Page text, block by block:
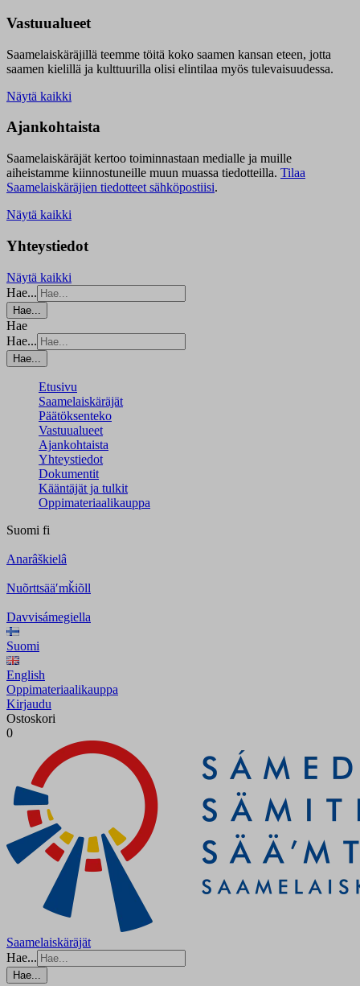
Vastuualueet
Saamelaiskäräjillä teemme töitä koko saamen kansan eteen, jotta
saamen kielillä ja kulttuurilla olisi elintilaa myös tulevaisuudessa.
Näytä kaikki
Ajankohtaista
Saamelaiskäräjät kertoo toiminnastaan medialle ja muille
aiheistamme kiinnostuneille muun muassa tiedotteilla. Tilaa
Saamelaiskäräjien tiedotteet sähköpostiisi.
Näytä kaikki
Yhteystiedot
Näytä kaikki
Hae...
Hae...
Hae
Hae...
Hae...
Etusivu
Saamelaiskäräjät
Päätöksenteko
Vastuualueet
Ajankohtaista
Yhteystiedot
Dokumentit
Kääntäjät ja tulkit
Oppimateriaalikauppa
Suomi fi
Anarâškielâ
Nuõrttsääʹmǩiõll
Davvisámegiella
Suomi
English
Oppimateriaalikauppa
Kirjaudu
Ostoskori
0
Saamelaiskäräjät
Hae...
Hae...